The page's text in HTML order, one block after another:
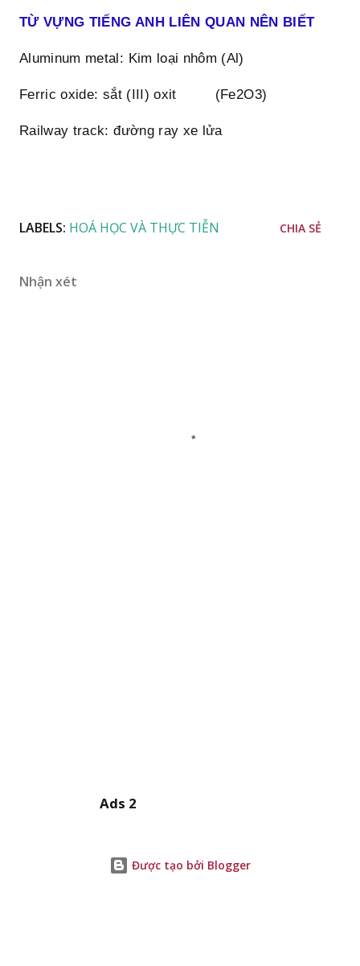
TỪ VỰNG TIẾNG ANH LIÊN QUAN NÊN BIẾT
Aluminum metal: Kim loại nhôm (Al)
Ferric oxide: sắt (III) oxit         (Fe2O3)
Railway track: đường ray xe lửa
LABELS: HOÁ HỌC VÀ THỰC TIỄN CHIA SẺ
Nhận xét
Ads 2
Được tạo bởi Blogger